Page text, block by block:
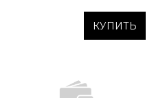
КУПИТЬ